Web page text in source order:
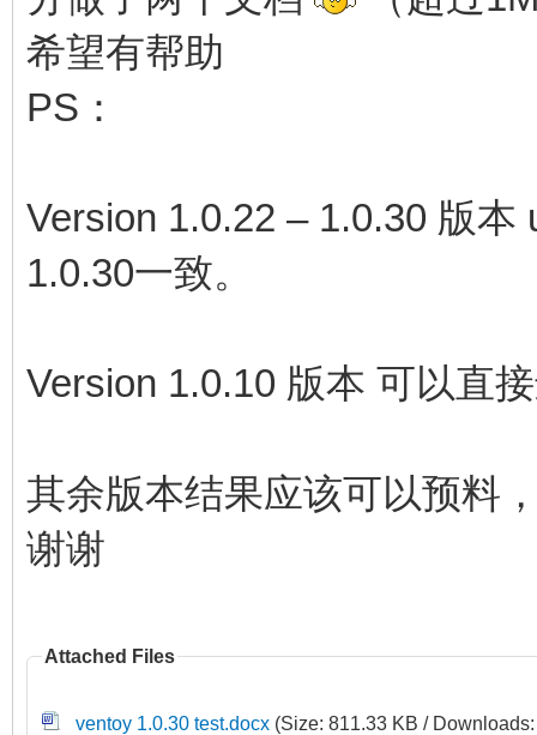
希望有帮助
PS：
Version 1.0.22 – 1.0.30 版
1.0.30一致。
Version 1.0.10 版本 可以直
其余版本结果应该可以预料
谢谢
Attached Files
ventoy 1.0.30 test.docx (Size: 811.33 KB /